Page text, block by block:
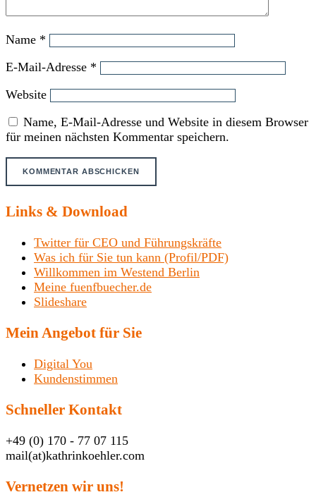
Name *
E-Mail-Adresse *
Website
Name, E-Mail-Adresse und Website in diesem Browser
für meinen nächsten Kommentar speichern.
Links & Download
Twitter für CEO und Führungskräfte
Was ich für Sie tun kann (Profil/PDF)
Willkommen im Westend Berlin
Meine fuenfbuecher.de
Slideshare
Mein Angebot für Sie
Digital You
Kundenstimmen
Schneller Kontakt
+49 (0) 170 - 77 07 115
mail(at)kathrinkoehler.com
Vernetzen wir uns!